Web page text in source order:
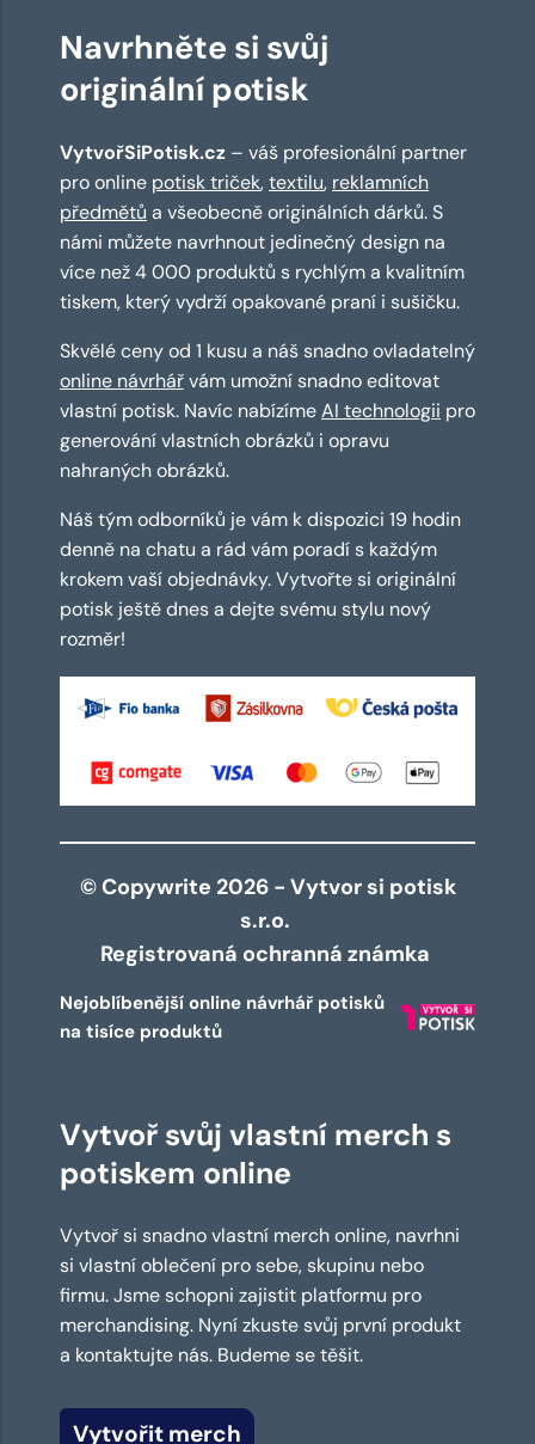
Navrhněte si svůj
originální potisk
VytvořSiPotisk.cz – váš profesionální partner
pro online potisk triček,textilu, reklamních
předmětů a všeobecně originálních dárků. S
námi můžete navrhnout jedinečný design na
více než 4 000 produktů s rychlým a kvalitním
tiskem, který vydrží opakované praní i sušičku.
Skvělé ceny od 1 kusu a náš snadno ovladatelný
online návrhářvám umožní snadno editovat
vlastní potisk. Navíc nabízímeAI technologii pro
generování vlastních obrázků i opravu
nahraných obrázků.
Náš tým odborníků je vám k dispozici 19 hodin
denně na chatu a rád vám poradí s každým
krokem vaší objednávky. Vytvořte si originální
potisk ještě dnes a dejte svému stylu nový
rozměr!
© Copywrite 2026 - Vytvor si potisk
s.r.o.
Registrovaná ochranná známka
Nejoblíbenější online návrhář potisků
na tisíce produktů
Vytvoř svůj vlastní merch s
potiskem online
Vytvoř si snadno vlastní merch online, navrhni
si vlastní oblečení pro sebe, skupinu nebo
firmu. Jsme schopni zajistit platformu pro
merchandising. Nyní zkuste svůj první produkt
a kontaktujte nás. Budeme se těšit.
Vytvořit merch